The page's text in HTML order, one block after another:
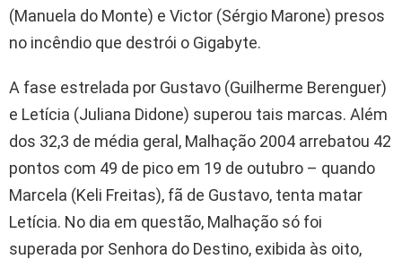
(Manuela do Monte) e Victor (Sérgio Marone) presos
no incêndio que destrói o Gigabyte.
A fase estrelada por Gustavo (Guilherme Berenguer)
e Letícia (Juliana Didone) superou tais marcas. Além
dos 32,3 de média geral, Malhação 2004 arrebatou 42
pontos com 49 de pico em 19 de outubro – quando
Marcela (Keli Freitas), fã de Gustavo, tenta matar
Letícia. No dia em questão, Malhação só foi
superada por Senhora do Destino, exibida às oito,